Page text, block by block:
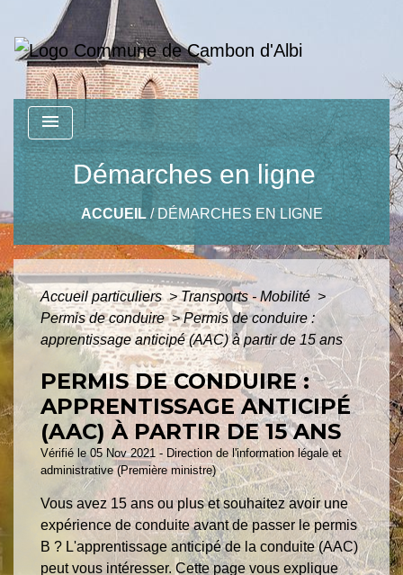
menu
Démarches en ligne
ACCUEIL/DÉMARCHES EN LIGNE
Accueil particuliers> Transports - Mobilité >
Permis de conduire> Permis de conduire :
apprentissage anticipé (AAC) à partir de 15 ans
PERMIS DE CONDUIRE :
APPRENTISSAGE ANTICIPÉ
(AAC) À PARTIR DE 15 ANS
Vérifié le 05 Nov 2021 - Direction de l'information légale et
administrative (Première ministre)
Vous avez 15 ans ou plus et souhaitez avoir une
expérience de conduite avant de passer le permis
B ? L'apprentissage anticipé de la conduite (AAC)
peut vous intéresser. Cette page vous explique